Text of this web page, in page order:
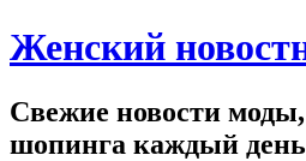
Женский
Свежие новости
шопинга каждый день